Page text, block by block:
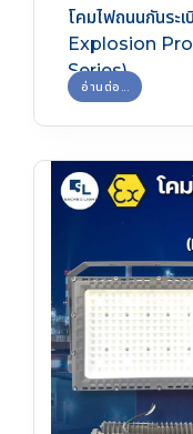
โคมไฟถนนกันระ
Explosion
Series)
อ่านต่อ...